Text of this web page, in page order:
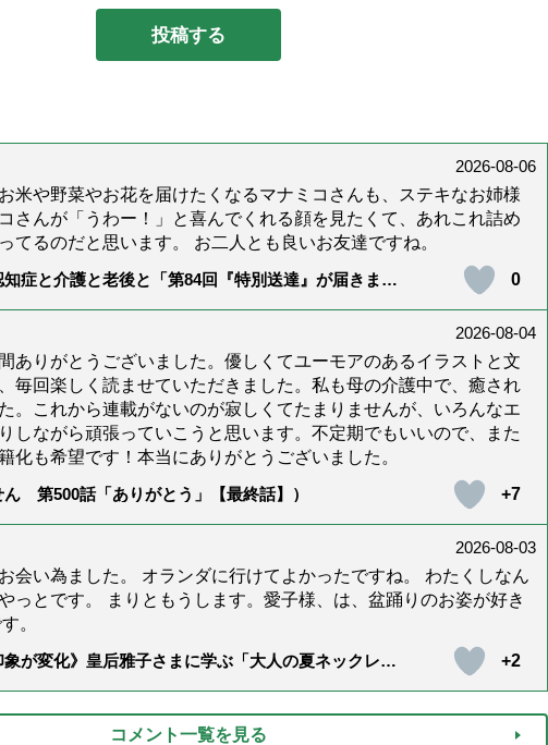
2026-08-06
米や野菜やお花を届けたくなるマナミコさんも、ステキなお姉様
さんが「うわー！」と喜んでくれる顔を見たくて、あれこれ詰め
てるのだと思います。 お二人とも良いお友達ですね。
知症と介護と老後と「第84回『特別送達』が届きまし
0
2026-08-04
ありがとうございました。優しくてユーモアのあるイラストと文
毎回楽しく読ませていただきました。私も母の介護中で、癒され
。これから連載がないのが寂しくてたまりませんが、いろんなエ
しながら頑張っていこうと思います。不定期でもいいので、また
化も希望です！本当にありがとうございました。
ん 第500話「ありがとう」【最終話】）
+7
2026-08-03
会い為ました。 オランダに行けてよかったですね。 わたくしなん
っとです。 まりともうします。愛子様、は、盆踊りのお姿が好き
。
象が変化》皇后雅子さまに学ぶ「大人の夏ネックレ
+2
コメント一覧を見る